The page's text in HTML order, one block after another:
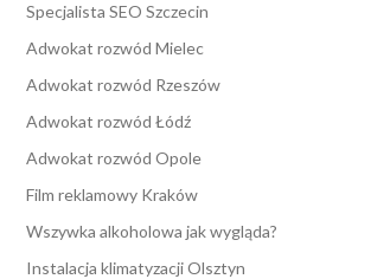
Specjalista SEO Szczecin
Adwokat rozwód Mielec
Adwokat rozwód Rzeszów
Adwokat rozwód Łódź
Adwokat rozwód Opole
Film reklamowy Kraków
Wszywka alkoholowa jak wygląda?
Instalacja klimatyzacji Olsztyn